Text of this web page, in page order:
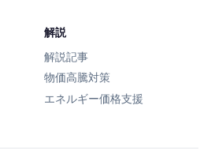
解説
解説記事
物価高騰対策
エネルギー価格支援